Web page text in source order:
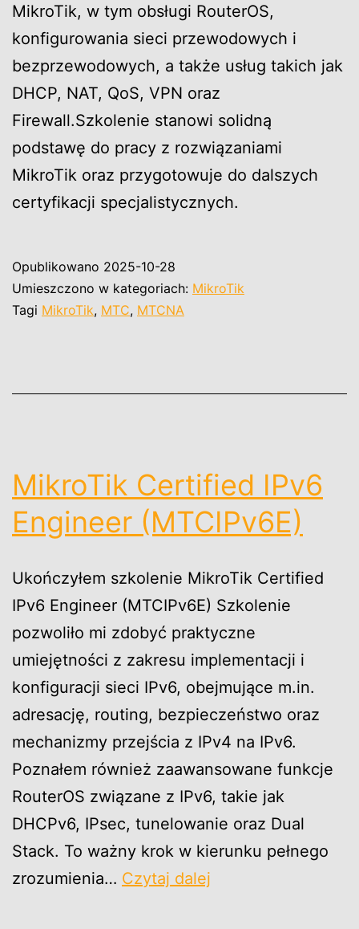
MikroTik, w tym obsługi RouterOS,
konfigurowania sieci przewodowych i
bezprzewodowych, a także usług takich jak
DHCP, NAT, QoS, VPN oraz
Firewall.Szkolenie stanowi solidną
podstawę do pracy z rozwiązaniami
MikroTik oraz przygotowuje do dalszych
certyfikacji specjalistycznych.
Opublikowano 2025-10-28
Umieszczono w kategoriach: MikroTik
Tagi MikroTik, MTC, MTCNA
MikroTik Certified IPv6
Engineer (MTCIPv6E)
Ukończyłem szkolenie MikroTik Certified
IPv6 Engineer (MTCIPv6E) Szkolenie
pozwoliło mi zdobyć praktyczne
umiejętności z zakresu implementacji i
konfiguracji sieci IPv6, obejmujące m.in.
adresację, routing, bezpieczeństwo oraz
mechanizmy przejścia z IPv4 na IPv6.
Poznałem również zaawansowane funkcje
RouterOS związane z IPv6, takie jak
DHCPv6, IPsec, tunelowanie oraz Dual
Stack. To ważny krok w kierunku pełnego
zrozumienia… Czytaj dalej